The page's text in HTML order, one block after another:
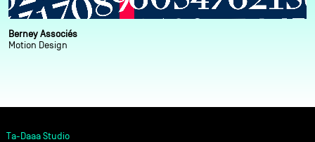
Berney Associés
Motion Design
Ta-Daaa Studio